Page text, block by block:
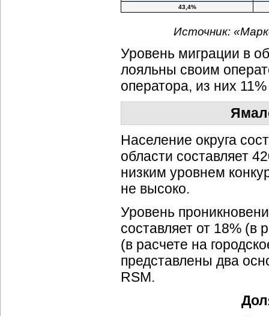
43,4%
Источник:
Уровень миграции в
лояльны своим
оператора, из них
Население округа
области составляет
низким уровнем
не высоко.
Уровень
составляет от 18% (в
(в расчете на
представлены два
RSM.